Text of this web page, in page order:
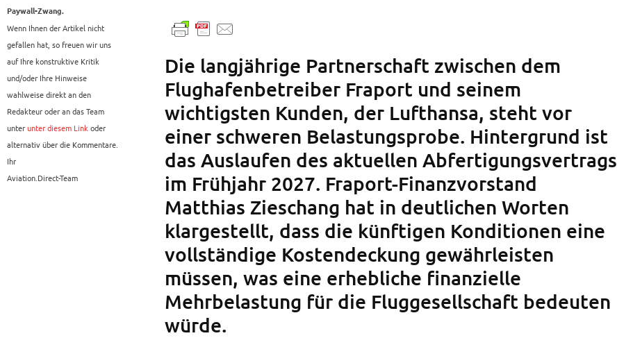
Paywall-Zwang.
Wenn Ihnen der Artikel nicht
gefallen hat, so freuen wir uns
auf Ihre konstruktive Kritik
und/oder Ihre Hinweise
wahlweise direkt an den
Redakteur oder an das Team
unterunter diesem Linkoder
alternativ über die Kommentare.
Ihr
Aviation.Direct-Team
Die langjährige Partnerschaft zwischen dem
Flughafenbetreiber Fraport und seinem
wichtigsten Kunden, der Lufthansa, steht vor
einer schweren Belastungsprobe. Hintergrund ist
das Auslaufen des aktuellen Abfertigungsvertrags
im Frühjahr 2027. Fraport-Finanzvorstand
Matthias Zieschang hat in deutlichen Worten
klargestellt, dass die künftigen Konditionen eine
vollständige Kostendeckung gewährleisten
müssen, was eine erhebliche finanzielle
Mehrbelastung für die Fluggesellschaft bedeuten
würde.